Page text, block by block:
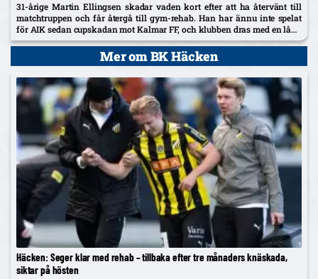
31-årige Martin Ellingsen skadar vaden kort efter att ha återvänt till
matchtruppen och får återgå till gym-rehab. Han har ännu inte spelat
för AIK sedan cupskadan mot Kalmar FF, och klubben dras med en lång
skadelista som nu också utreds...
Mer om BK Häcken
Häcken: Seger klar med rehab – tillbaka efter tre månaders knäskada,
siktar på hösten